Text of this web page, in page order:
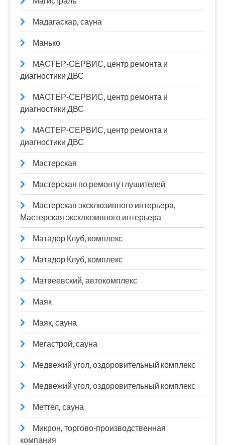
Мадагаскар, сауна
Манько
МАСТЕР-СЕРВИС, центр ремонта и
диагностики ДВС
МАСТЕР-СЕРВИС, центр ремонта и
диагностики ДВС
МАСТЕР-СЕРВИС, центр ремонта и
диагностики ДВС
Мастерская
Мастерская по ремонту глушителей
Мастерская эксклюзивного интерьера,
Мастерская эксклюзивного интерьера
Матадор Клуб, комплекс
Матадор Клуб, комплекс
Матвеевский, автокомплекс
Маяк
Маяк, сауна
Мегастрой, сауна
Медвежий угол, оздоровительный комплекс
Медвежий угол, оздоровительный комплекс
Меттел, сауна
Микрон, торгово-производственная
компания